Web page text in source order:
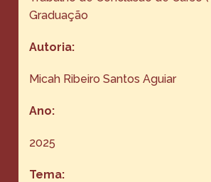
Graduação
Autoria:
Micah Ribeiro Santos Aguiar
Ano:
2025
Tema: